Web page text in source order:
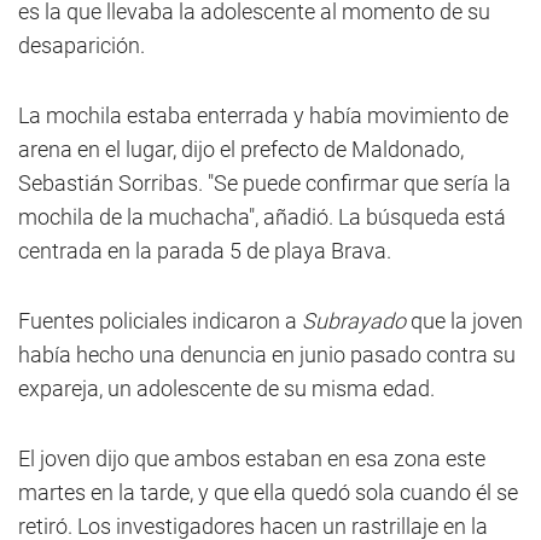
es la que llevaba la adolescente al momento de su
desaparición.
La mochila estaba enterrada y había movimiento de
arena en el lugar, dijo el prefecto de Maldonado,
Sebastián Sorribas. "Se puede confirmar que sería la
mochila de la muchacha", añadió. La búsqueda está
centrada en la parada 5 de playa Brava.
Fuentes policiales indicaron a Subrayadoque la joven
había hecho una denuncia en junio pasado contra su
expareja, un adolescente de su misma edad.
El joven dijo que ambos estaban en esa zona este
martes en la tarde, y que ella quedó sola cuando él se
retiró. Los investigadores hacen un rastrillaje en la